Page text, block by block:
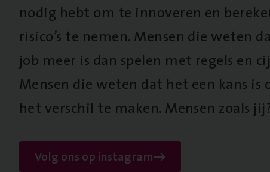
nodig hebt om te innoveren en
risico’s te nemen. Mensen die weten
job meer is dan spelen met regels en
Mensen die weten dat het een kans is
het verschil te maken. Mensen zoals
Volg ons op instagram